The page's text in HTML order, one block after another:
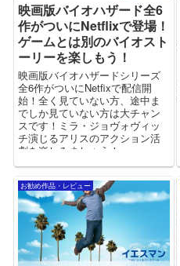
映画版バイオハザード全6
作がついにNetflixで登場！
ゲームとは別のバイオスト
ーリーを楽しもう！
映画版バイオハザードシリーズ
全6作がついにNetfixで配信開
始！全く見ていない方、途中ま
でしか見ていない方は大チャン
スです！ミラ・ジョヴォヴィッ
チ演じるアリスのアクション活
劇を楽しみましょう！
お勧め作品・レビュー